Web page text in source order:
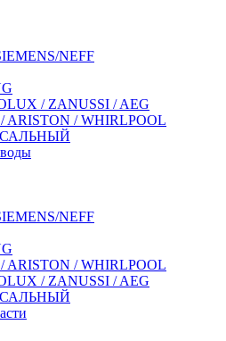
NEFF
/ ZANUSSI / AEG
ARISTON / WHIRLPOOL
NEFF
ARISTON / WHIRLPOOL
/ ZANUSSI / AEG